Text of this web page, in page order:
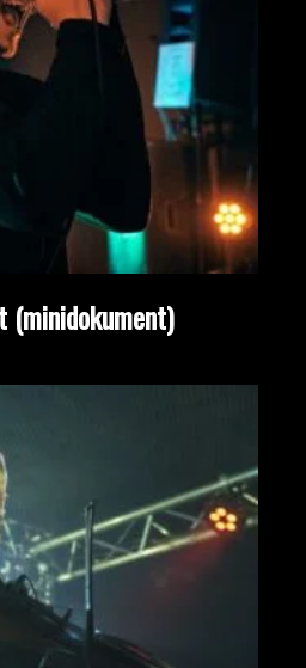
(minidokument)